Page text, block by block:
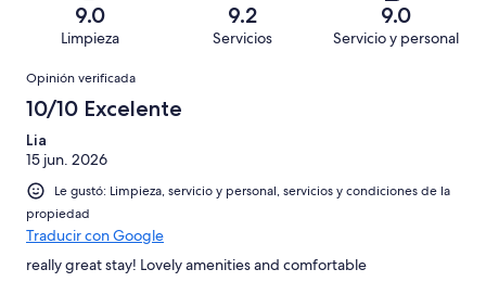
opiniones
opiniones
de
opiniones
Basada
de
opiniones
Terrible.
Basada
de
66
opiniones
9.0
Limpieza
9.2
Servicios
9.0
Servicio y personal
Opiniones
Opinión verificada
10/10 Excelente
Lia
15 jun. 2026
Le gustó: Limpieza, servicio y personal, servicios y condiciones de la
propiedad
Traducir con Google
really great stay! Lovely amenities and comfortable